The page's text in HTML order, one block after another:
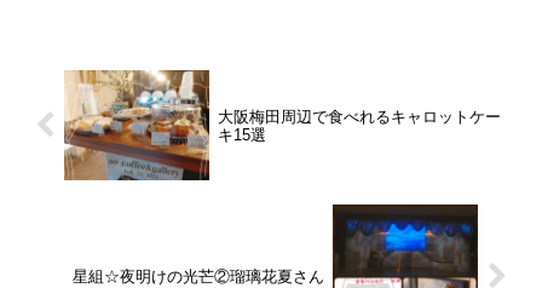
大阪梅田周辺で食べれるキャロットケー
キ15選
星組☆夜明けの光芒②瑠璃花夏さん